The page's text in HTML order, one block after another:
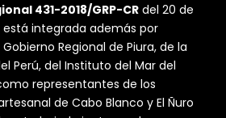
431-2018/GRP-CR del 20 de
está integrada además por
Regional de Piura, de la
Perú, del Instituto del Mar del
representantes de los
de Cabo Blanco y El Ñuro